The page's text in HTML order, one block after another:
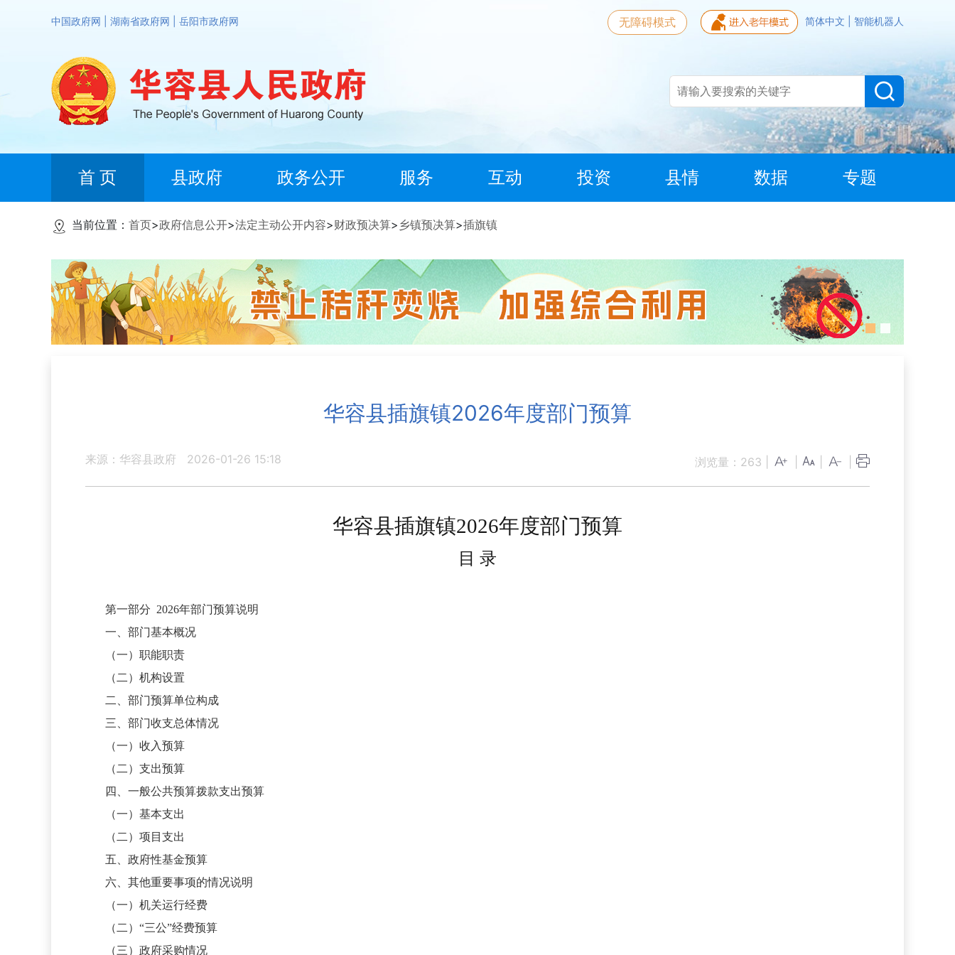
中国政府网 湖南省政府网 岳阳市政府网 简体中文 智能机器人
无障碍模式
首 页 县政府 政务公开 服务 互动 投资 县情 数据 专题
当前位置： 首页>政府信息公开>法定主动公开内容>财政预决算> 乡镇预决算>插旗镇
华容县插旗镇2026年度部门预算
来源：华容县政府 2026-01-26 15:18 浏览量： 263
华容县插旗镇2026年度部门预算
目 录
第一部分 2026年部门预算说明
一、部门基本概况
（一）职能职责
（二）机构设置
二、部门预算单位构成
三、部门收支总体情况
（一）收入预算
（二）支出预算
四、一般公共预算拨款支出预算
（一）基本支出
（二）项目支出
五、政府性基金预算
六、其他重要事项的情况说明
（一）机关运行经费
（二） “三公”经费预算
（三）政府采购情况